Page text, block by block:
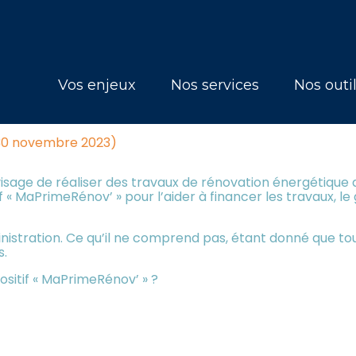
Vos enjeux Nos services Nos
TOUTES SORTES DE
novembre 2023)
de réaliser des travaux de rénovation
MaPrimeRénov’ » pour l’aider à financer les travaux,
Ce qu’il ne comprend pas, étant donné que
« MaPrimeRénov’ » ?